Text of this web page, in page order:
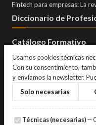
Fintech para empresas: La
Diccionario de
Catálogo Formativo
Usamos cookies técnicas
Con su consentimiento,
y enviamos la newsletter.
Solo necesarias
Técnicas (necesarias) —